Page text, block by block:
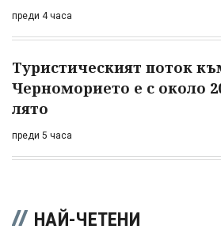
преди 4 часа
Туристическият поток
Черноморието е с около
лято
преди 5 часа
НАЙ-ЧЕТЕНИ